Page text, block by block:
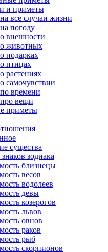
и приметы
все случаи жизни
погоду
внешности
животных
подарках
птицах
растениях
самочувствии
времени
вещи
приметы
существа
зодиака
близнецы
весов
водолеев
девы
козерогов
львов
овнов
раков
рыб
скорпионов